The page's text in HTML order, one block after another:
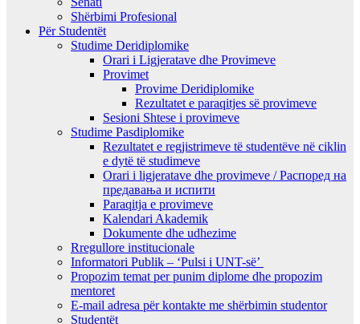
Shërbimi Profesional
Për Studentët
Studime Deridiplomike
Orari i Ligjeratave dhe Provimeve
Provimet
Provime Deridiplomike
Rezultatet e paraqitjes së provimeve
Sesioni Shtese i provimeve
Studime Pasdiplomike
Rezultatet e regjistrimeve të studentëve në ciklin
e dytë të studimeve
Orari i ligjeratave dhe provimeve / Распоред на
предавањa и испити
Paraqitja e provimeve
Kalendari Akademik
Dokumente dhe udhezime
Rregullore institucionale
Informatori Publik – ‘Pulsi i UNT-së’
Propozim temat per punim diplome dhe propozim
mentoret
E-mail adresa për kontakte me shërbimin studentor
Studentët